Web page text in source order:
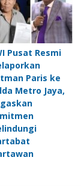
Pusat Resmi
Paris ke
Metro Jaya,